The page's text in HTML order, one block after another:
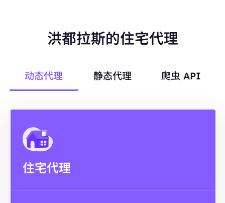
洪都拉斯的住宅代理
动态代理 静态代理 爬虫 API
住宅代理